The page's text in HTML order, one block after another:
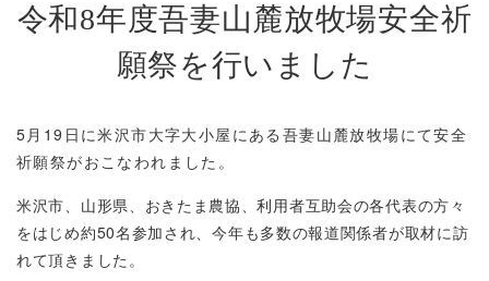
令和8年度吾妻山麓放牧場安全祈
願祭を行いました
5 月 19 日に米沢市大字大小屋にある吾妻山麓放牧場にて安全
祈願祭がおこなわれました。
米沢市、山形県、おきたま農協、利用者互助会の各代表の方々
をはじめ約50名参加され、今年も多数の報道関係者が取材に訪
れて頂きました。